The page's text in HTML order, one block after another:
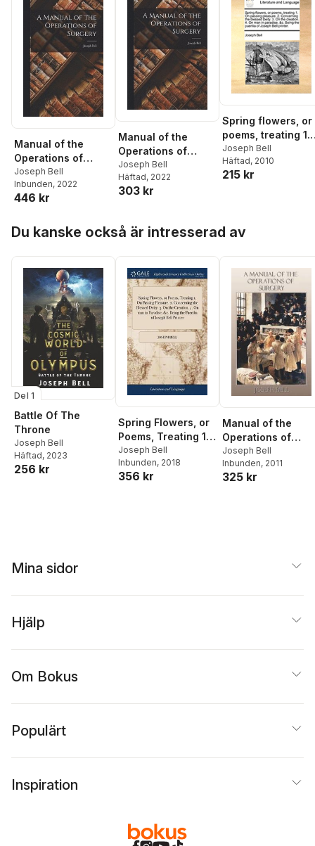
Manual of the
Operations of
Surgery
Joseph Bell
Inbunden, 2022
446 kr
Manual of the
Operations of
Surgery
Joseph Bell
Häftad, 2022
303 kr
Spring flowers, or
poems, treating 1.
On passing
pleasure. 2.
Concerning the
&c. Being the
Bell printer.
Joseph Bell
Häftad, 2010
215 kr
Du kanske också är intresserad av
Del 1
Battle Of The
Throne
Joseph Bell
Häftad, 2023
256 kr
Spring Flowers, or
Poems, Treating 1.
On Passing
Pleasure. 2.
Concerning the
Joseph Bell
Inbunden, 2018
356 kr
Manual of the
Operations of
Surgery
Joseph Bell
Inbunden, 2011
325 kr
Mina sidor
Hjälp
Om Bokus
Populärt
Inspiration